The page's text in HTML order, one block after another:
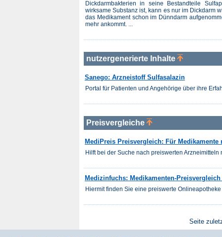
Dickdarmbakterien in seine Bestandteile
wirksame Substanz ist, kann es nur im Dickdarm
das Medikament schon im Dünndarm
mehr ankommt. ...
nutzergenerierte Inhalte
Sanego: Arzneistoff Sulfasalazin
Portal für Patienten und Angehörige über ihre
Preisvergleiche
MediPreis Preisvergleich: Für
Hilft bei der Suche nach preiswerten Arzneimitteln
Medizinfuchs: Medikamenten-
Hiermit finden Sie eine preiswerte
Seite